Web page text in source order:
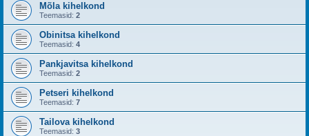
Mõla kihelkond
Teemasid: 2
Obinitsa kihelkond
Teemasid: 4
Pankjavitsa kihelkond
Teemasid: 2
Petseri kihelkond
Teemasid: 7
Tailova kihelkond
Teemasid: 3